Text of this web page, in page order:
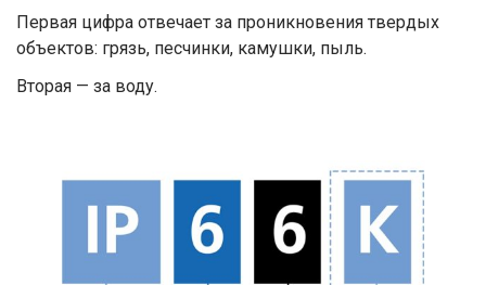
Первая цифра отвечает за проникновения твердых
объектов: грязь, песчинки, камушки, пыль.
Вторая — за воду.